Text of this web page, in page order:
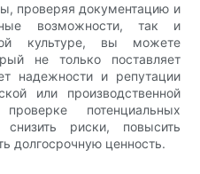
проверяя документацию и
возможности, так и
культуре, вы можете
не только поставляет
надежности и репутации
или производственной
потенциальных
риски, повысить
долгосрочную ценность.